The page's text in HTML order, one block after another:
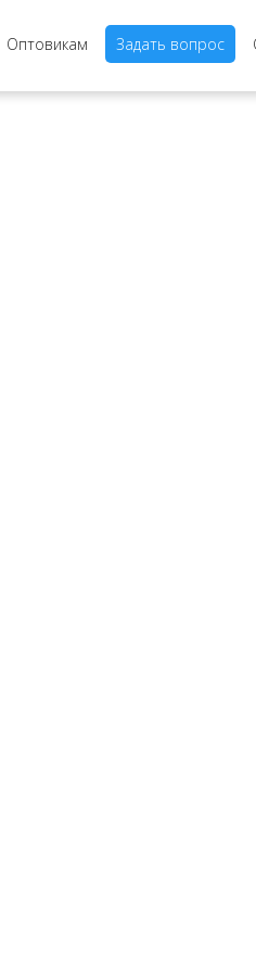
Оптовикам Задать вопрос